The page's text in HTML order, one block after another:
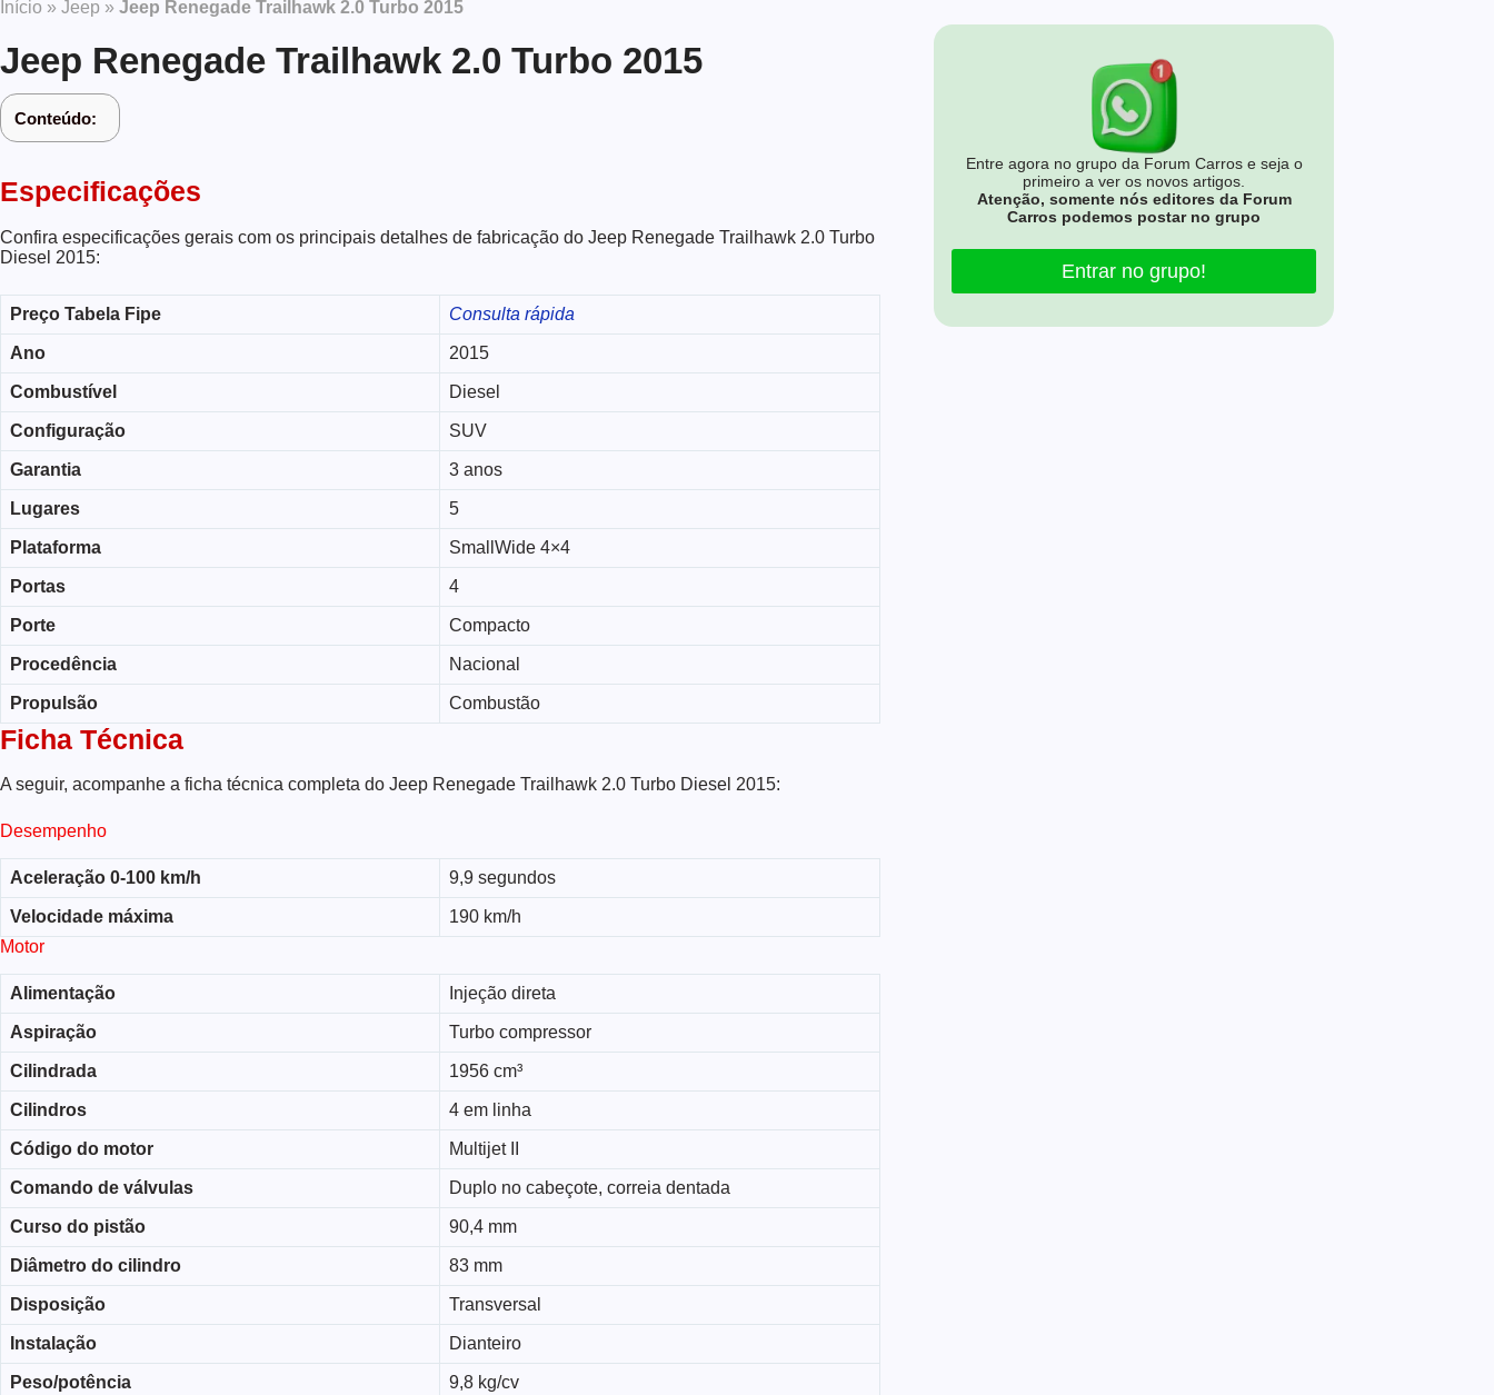
Início » Jeep » Jeep Renegade Trailhawk 2.0 Turbo 2015
Jeep Renegade Trailhawk 2.0 Turbo 2015
Conteúdo:
Especificações
Confira especificações gerais com os principais detalhes de fabricação do Jeep Renegade Trailhawk 2.0 Turbo
Diesel 2015:
Preço Tabela Fipe Consulta rápida
Ano 2015
Combustível Diesel
Configuração SUV
Garantia 3 anos
Lugares 5
Plataforma SmallWide 4×4
Portas 4
Porte Compacto
Procedência Nacional
Propulsão Combustão
Ficha Técnica
A seguir, acompanhe a ficha técnica completa do Jeep Renegade Trailhawk 2.0 Turbo Diesel 2015:
Desempenho
Aceleração 0-100 km/h 9,9 segundos
Velocidade máxima
190 km/h
Motor
Alimentação Injeção direta
Aspiração Turbo compressor
Cilindrada 1956 cm³
Cilindros 4 em linha
Código do motor Multijet II
Comando de válvulas Duplo no cabeçote, correia dentada
Curso do pistão 90,4 mm
Diâmetro do cilindro 83 mm
Disposição Transversal
Instalação Dianteiro
Peso/potência 9,8 kg/cv
Entre agora no grupo da Forum Carros e seja o
primeiro a ver os novos artigos.
Atenção, somente nós editores da Forum
Carros podemos postar no grupo
Entrar no grupo!